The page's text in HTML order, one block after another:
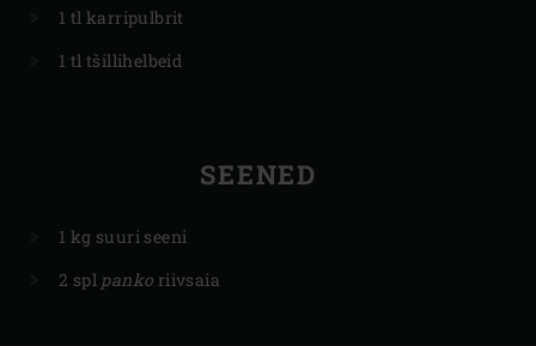
1 tl karripulbrit
1 tl tšillihelbeid
SEENED
1 kg suuri seeni
2 spl panko riivsaia